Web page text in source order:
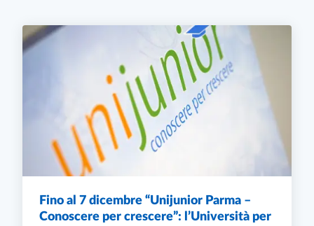
Fino al 7 dicembre “Unijunior Parma –
Conoscere per crescere”: l’Università per